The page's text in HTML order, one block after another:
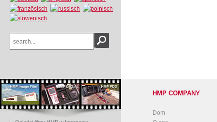
HMP COMPANY
Dom